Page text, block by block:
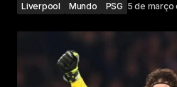
Liverpool Mundo PSG 5 de março